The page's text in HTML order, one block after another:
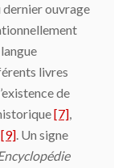
dernier ouvrage
livres
de
[7],
[9]. Un signe